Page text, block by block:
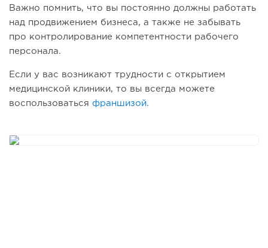
Важно помнить, что вы постоянно должны работать
над продвижением бизнеса, а также не забывать
про контролирование компетентности рабочего
персонала.
Если у вас возникают трудности с открытием
медицинской клиники, то вы всегда можете
воспользоваться франшизой.